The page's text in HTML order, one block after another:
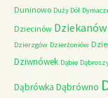
Duninowo Duży Dół
Dziecinów Dziekanów
Dzierzgów Dzierżoniów
Dziwnówek Dąbie
Dąbrówka Dąbrówno